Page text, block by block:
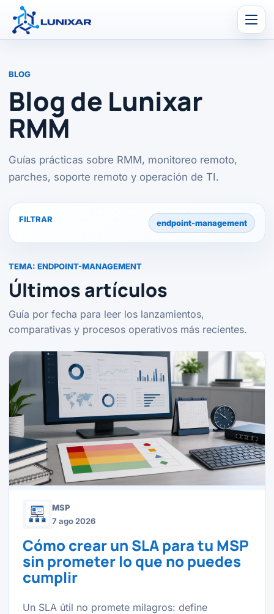
BLOG
Blog de Lunixar
RMM
Guías prácticas sobre RMM, monitoreo remoto,
parches, soporte remoto y operación de TI.
FILTRAR endpoint-management
TEMA: ENDPOINT-MANAGEMENT
Últimos artículos
Guía por fecha para leer los lanzamientos,
comparativas y procesos operativos más recientes.
MSP
7 ago 2026
Cómo crear un SLA para tu MSP
sin prometer lo que no puedes
cumplir
Un SLA útil no promete milagros: define